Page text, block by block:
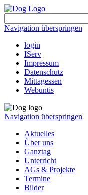
Navigation überspringen
login
IServ
Impressum
Datenschutz
Mittagessen
Webuntis
Navigation überspringen
Aktuelles
Über uns
Ganztag
Unterricht
AGs & Projekte
Termine
Bilder